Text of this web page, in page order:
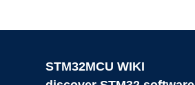
STM32MCU WIKI